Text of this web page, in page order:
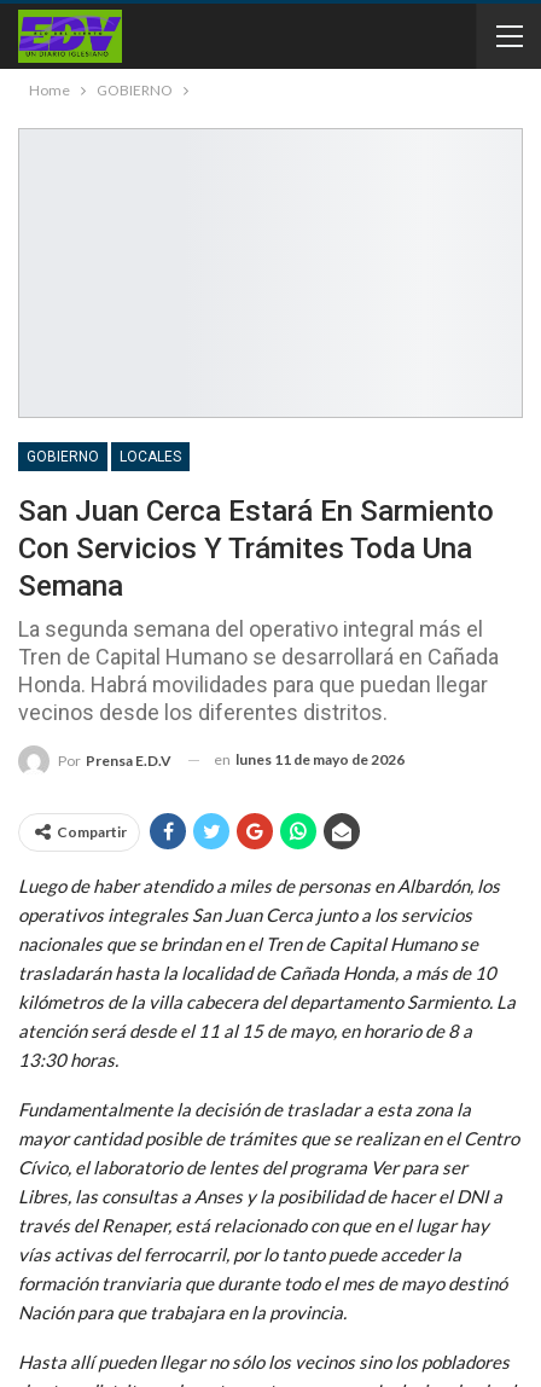
Home GOBIERNO
GOBIERNO LOCALES
San Juan Cerca Estará En Sarmiento
Con Servicios Y Trámites Toda Una
Semana
La segunda semana del operativo integral más el
Tren de Capital Humano se desarrollará en Cañada
Honda. Habrá movilidades para que puedan llegar
vecinos desde los diferentes distritos.
Por Prensa E.D.V en lunes 11 de mayo de 2026
Compartir
Luego de haber atendido a miles de personas en Albardón, los
operativos integrales San Juan Cerca junto a los servicios
nacionales que se brindan en el Tren de Capital Humano se
trasladarán hasta la localidad de Cañada Honda, a más de 10
kilómetros de la villa cabecera del departamento Sarmiento. La
atención será desde el 11 al 15 de mayo, en horario de 8 a
13:30 horas.
Fundamentalmente la decisión de trasladar a esta zona la
mayor cantidad posible de trámites que se realizan en el Centro
Cívico, el laboratorio de lentes del programa Ver para ser
Libres, las consultas a Anses y la posibilidad de hacer el DNI a
través del Renaper, está relacionado con que en el lugar hay
vías activas del ferrocarril, por lo tanto puede acceder la
formación tranviaria que durante todo el mes de mayo destinó
Nación para que trabajara en la provincia.
Hasta allí pueden llegar no sólo los vecinos sino los pobladores